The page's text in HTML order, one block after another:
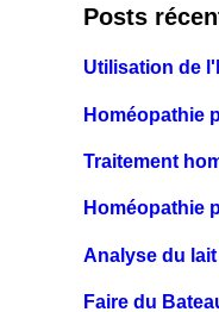
Posts
Utilisation de
Homéopathie
Traitement
Homéopathie
Analyse du
Faire du